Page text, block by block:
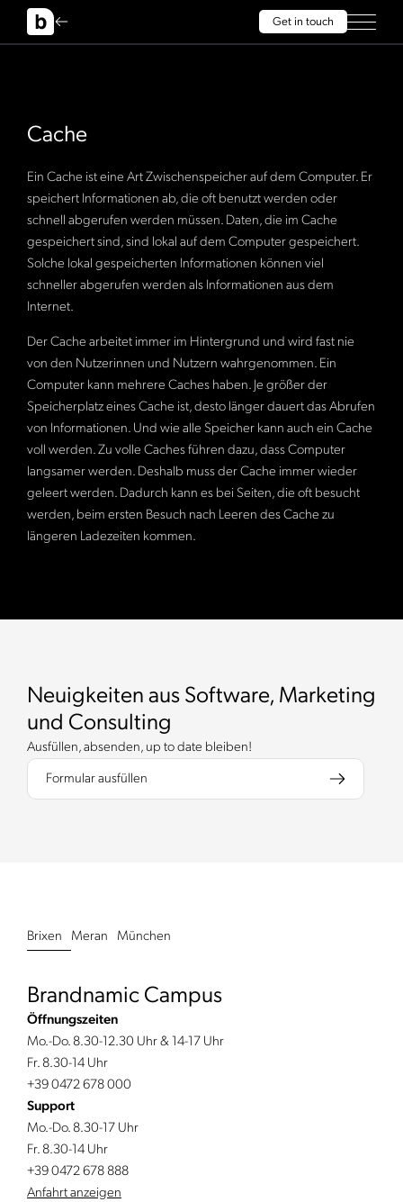
Get in touch
Cache
Ein Cache ist eine Art Zwischenspeicher auf dem Computer. Er
speichert Informationen ab, die oft benutzt werden oder
schnell abgerufen werden müssen. Daten, die im Cache
gespeichert sind, sind lokal auf dem Computer gespeichert.
Solche lokal gespeicherten Informationen können viel
schneller abgerufen werden als Informationen aus dem
Internet.
Der Cache arbeitet immer im Hintergrund und wird fast nie
von den Nutzerinnen und Nutzern wahrgenommen. Ein
Computer kann mehrere Caches haben. Je größer der
Speicherplatz eines Cache ist, desto länger dauert das Abrufen
von Informationen. Und wie alle Speicher kann auch ein Cache
voll werden. Zu volle Caches führen dazu, dass Computer
langsamer werden. Deshalb muss der Cache immer wieder
geleert werden. Dadurch kann es bei Seiten, die oft besucht
werden, beim ersten Besuch nach Leeren des Cache zu
längeren Ladezeiten kommen.
Neuigkeiten aus Software, Marketing
und Consulting
Ausfüllen, absenden, up to date bleiben!
Formular ausfüllen
Brixen Meran München
Brandnamic Campus
Öffnungszeiten
Mo.-Do. 8.30-12.30 Uhr & 14-17 Uhr
Fr. 8.30-14 Uhr
+39 0472 678 000
Support
Mo.-Do. 8.30-17 Uhr
Fr. 8.30-14 Uhr
+39 0472 678 888
Anfahrt anzeigen